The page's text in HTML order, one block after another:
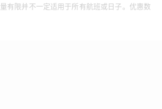
有限并不一定适用于所有航班或日子。优惠数